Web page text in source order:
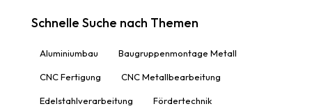
Schnelle Suche nach Themen
Aluminiumbau Baugruppenmontage Metall
CNC Fertigung CNC Metallbearbeitung
Edelstahlverarbeitung Fördertechnik